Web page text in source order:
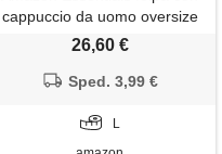
cappuccio da uomo oversize
(disponibile nelle taglie big &
26,60 €
Sped. 3,99 €
L